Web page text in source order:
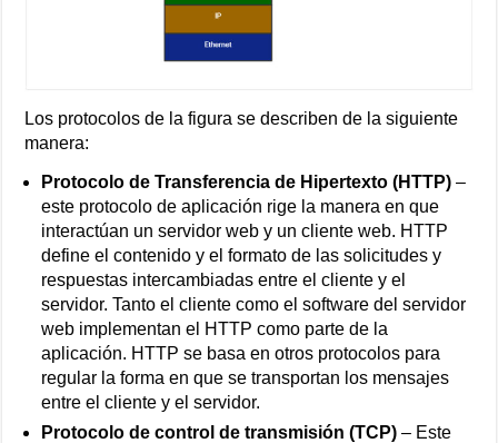
Los protocolos de la figura se describen de la siguiente
manera:
Protocolo de Transferencia de Hipertexto (HTTP) –
este protocolo de aplicación rige la manera en que
interactúan un servidor web y un cliente web. HTTP
define el contenido y el formato de las solicitudes y
respuestas intercambiadas entre el cliente y el
servidor. Tanto el cliente como el software del servidor
web implementan el HTTP como parte de la
aplicación. HTTP se basa en otros protocolos para
regular la forma en que se transportan los mensajes
entre el cliente y el servidor.
Protocolo de control de transmisión (TCP) – Este